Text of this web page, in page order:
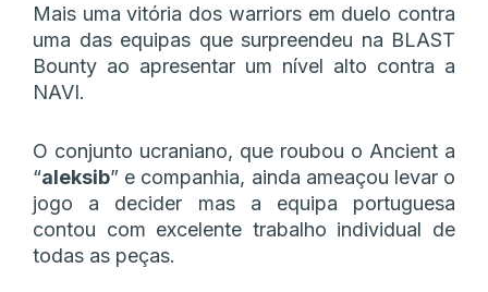
Mais uma vitória dos warriors em duelo contra
uma das equipas que surpreendeu na BLAST
Bounty ao apresentar um nível alto contra a
NAVI.
O conjunto ucraniano, que roubou o Ancient a
“aleksib” e companhia, ainda ameaçou levar o
jogo a decider mas a equipa portuguesa
contou com excelente trabalho individual de
todas as peças.